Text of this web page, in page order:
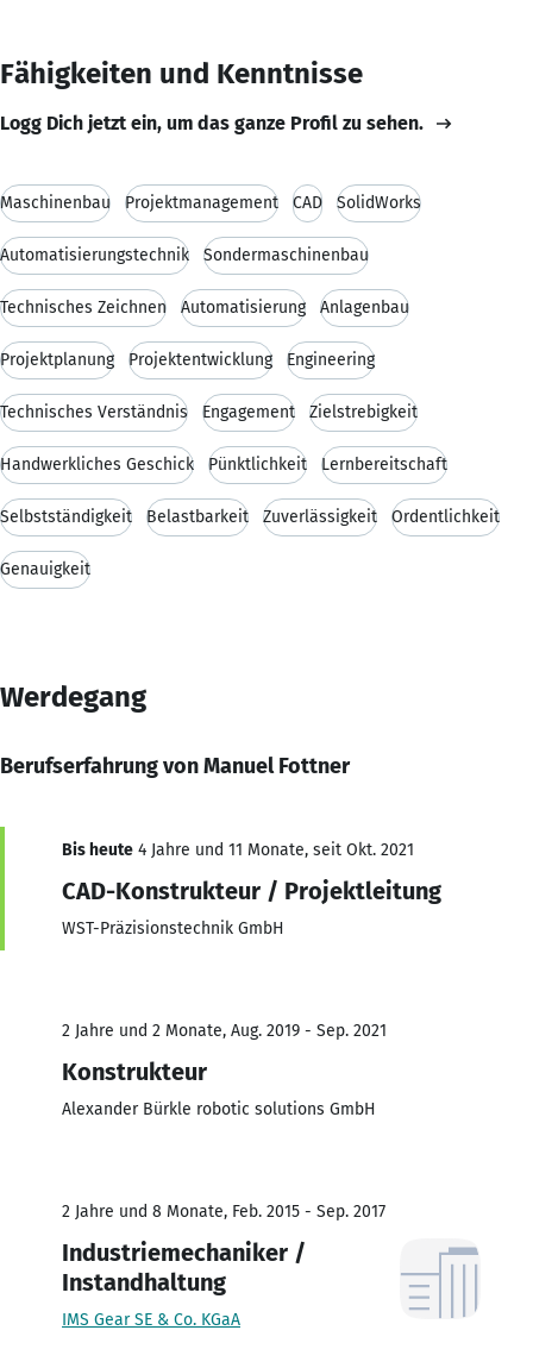
Fähigkeiten und Kenntnisse
Logg Dich jetzt ein, um das ganze Profil zu sehen.
Maschinenbau Projektmanagement CAD SolidWorks
Automatisierungstechnik Sondermaschinenbau
Technisches Zeichnen Automatisierung Anlagenbau
Projektplanung Projektentwicklung Engineering
Technisches Verständnis Engagement Zielstrebigkeit
Handwerkliches Geschick Pünktlichkeit Lernbereitschaft
Selbstständigkeit Belastbarkeit Zuverlässigkeit Ordentlichkeit
Genauigkeit
Werdegang
Berufserfahrung von Manuel Fottner
Bis heute 4 Jahre und 11 Monate, seit Okt. 2021
CAD-Konstrukteur / Projektleitung
WST-Präzisionstechnik GmbH
2 Jahre und 2 Monate, Aug. 2019 - Sep. 2021
Konstrukteur
Alexander Bürkle robotic solutions GmbH
2 Jahre und 8 Monate, Feb. 2015 - Sep. 2017
Industriemechaniker /
Instandhaltung
IMS Gear SE & Co. KGaA